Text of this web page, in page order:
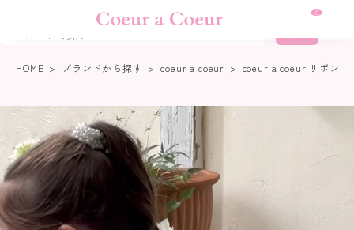
0
HOME ブランドから探す coeur a coeur coeur a coeur リボン付